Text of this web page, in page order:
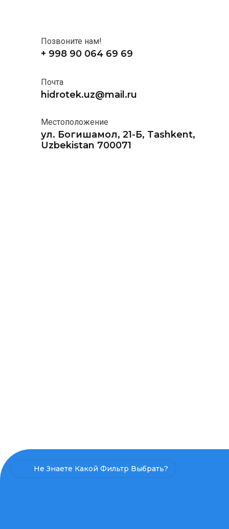
Позвоните нам!
+ 998 90 064 69 69
Почта
hidrotek.uz@mail.ru
Местоположение
ул. Богишамол, 21-Б, Tashkent,
Uzbekistan 700071
Не Знаете Какой Фильтр Выбрать?